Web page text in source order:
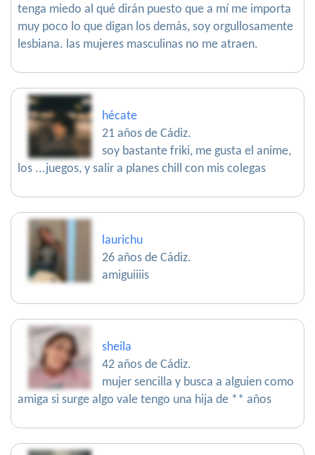
tenga miedo al qué dirán puesto que a mí me importa
muy poco lo que digan los demás, soy orgullosamente
lesbiana. las mujeres masculinas no me atraen.
hécate
21 años de Cádiz.
soy bastante friki, me gusta el anime,
los ...juegos, y salir a planes chill con mis colegas
laurichu
26 años de Cádiz.
amiguiiiis
sheila
42 años de Cádiz.
mujer sencilla y busca a alguien como
amiga si surge algo vale tengo una hija de ** años